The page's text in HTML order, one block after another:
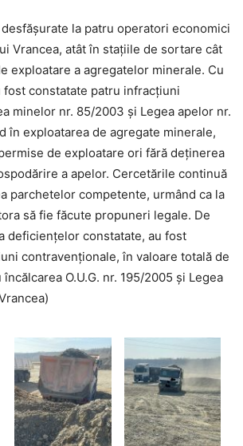
la patru operatori economici
Vrancea, atât în stațiile de sortare cât
exploatare a agregatelor minerale. Cu
fost constatate patru infracțiuni
minelor nr. 85/2003 și Legea apelor nr.
în exploatarea de agregate minerale,
de exploatare ori fără deținerea
a apelor. Cercetările continuă
parchetelor competente, urmând ca la
să fie făcute propuneri legale. De
deficiențelor constatate, au fost
contravenționale, în valoare totală de
O.U.G. nr. 195/2005 și Legea